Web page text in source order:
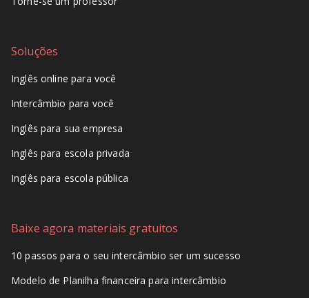
Soluções
Inglês online para você
Intercâmbio para você
Inglês para sua empresa
Inglês para escola privada
Inglês para escola pública
Baixe agora materiais gratuitos
10 passos para o seu intercâmbio ser um sucesso
Modelo de Planilha financeira para intercâmbio